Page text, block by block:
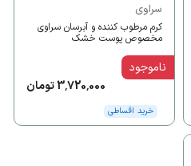
سراوی
کرم مرطوب کننده و آبرسان سراوی
مخصوص پوست خشک
3,720,000 تومان
خرید اقساطی
ناموجود